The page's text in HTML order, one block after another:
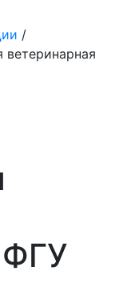
/
ветеринарная
ФГУ